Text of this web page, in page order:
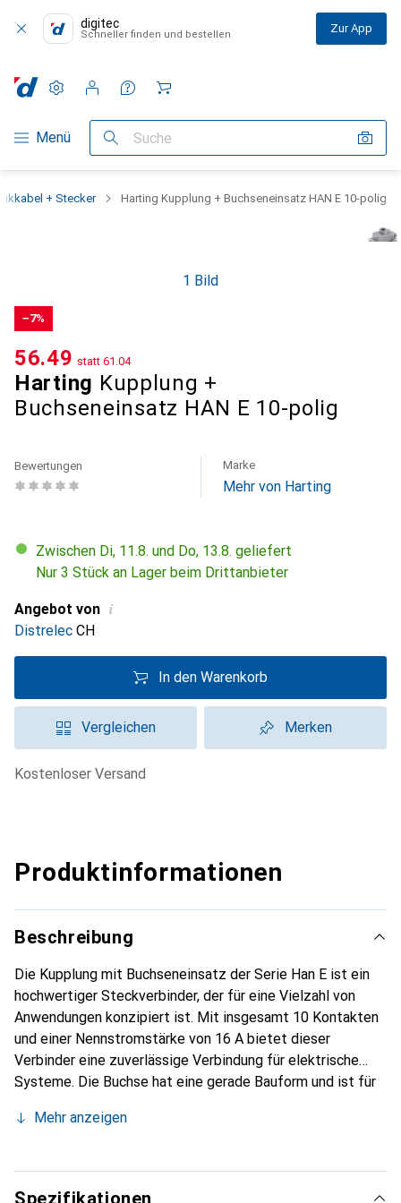
digitec
Schneller finden und bestellen Zur App
Navigation nach Kategorien
Menü Suche
Einstellungen
Kundenkonto
Vergleichslisten
Merklisten
Warenkorb
+ Stecker Harting Kupplung + Buchseneinsatz HAN E 10-polig
1 Bild
−7%
Harting Kupplung +
Buchseneinsatz HAN E 10-polig
CHF
56.49 statt CHF
61.04
Bewertungen Marke
Mehr von Harting
Zwischen Di, 11.8. und Do, 13.8. geliefert
Nur 3 Stück an Lager beim Drittanbieter
Angebot von i
Distrelec CH
In den Warenkorb
Vergleichen Merken
kostenloser Versand
Produktinformationen
Beschreibung
Die Kupplung mit Buchseneinsatz der Serie Han E ist ein
hochwertiger Steckverbinder, der für eine Vielzahl von
Anwendungen konzipiert ist. Mit insgesamt 10 Kontakten
und einer Nennstromstärke von 16 A bietet dieser
Verbinder eine zuverlässige Verbindung für elektrische
Systeme. Die Buchse hat eine gerade Bauform und ist für
ideal für industrielle Anwendungen macht. Der Einsatz ist
den Steckverbinder zu schützen. Die Gewindegrösse von
M20 ermöglicht eine einfache Montage und Integration in
Mehr anzeigen
Spezifikationen